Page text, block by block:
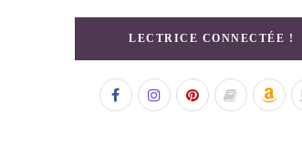
LECTRICE CONNECTÉE !